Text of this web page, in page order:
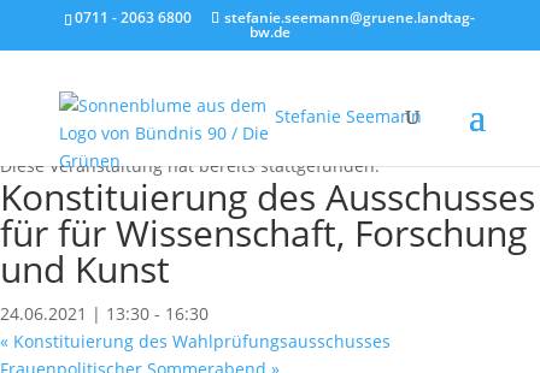
0711 - 2063 6800 stefanie.seemann@gruene.landtag-
bw.de
Stefanie Seemann
« Alle Veranstaltungen
Diese Veranstaltung hat bereits stattgefunden.
Konstituierung des Ausschusses
für für Wissenschaft, Forschung
und Kunst
24.06.2021 | 13:30 - 16:30
« Konstituierung des Wahlprüfungsausschusses